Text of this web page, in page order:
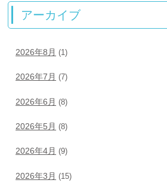
アーカイブ
2026年8月 (1)
2026年7月 (7)
2026年6月 (8)
2026年5月 (8)
2026年4月 (9)
2026年3月 (15)